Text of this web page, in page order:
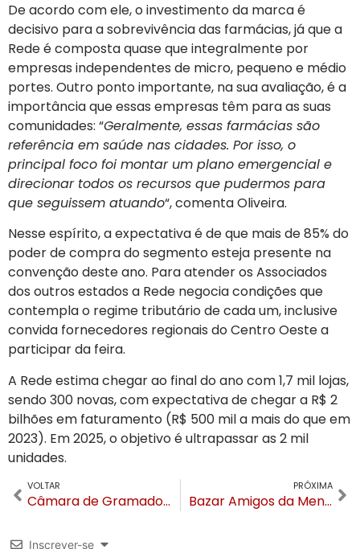
De acordo com ele, o investimento da marca é
decisivo para a sobrevivência das farmácias, já que a
Rede é composta quase que integralmente por
empresas independentes de micro, pequeno e médio
portes. Outro ponto importante, na sua avaliação, é a
importância que essas empresas têm para as suas
comunidades: “Geralmente, essas farmácias são
referência em saúde nas cidades. Por isso, o
principal foco foi montar um plano emergencial e
direcionar todos os recursos que pudermos para
que seguissem atuando“, comenta Oliveira.
Nesse espírito, a expectativa é de que mais de 85% do
poder de compra do segmento esteja presente na
convenção deste ano. Para atender os Associados
dos outros estados a Rede negocia condições que
contempla o regime tributário de cada um, inclusive
convida fornecedores regionais do Centro Oeste a
participar da feira.
A Rede estima chegar ao final do ano com 1,7 mil lojas,
sendo 300 novas, com expectativa de chegar a R$ 2
bilhões em faturamento (R$ 500 mil a mais do que em
2023). Em 2025, o objetivo é ultrapassar as 2 mil
unidades.
VOLTAR
Câmara de Gramado abre processo seletivo para Procurador com salário de R$ 8,6 mil
PRÓXIMA
Bazar Amigos da Mente Viva acontece no dia 1º de novembro em Gramado. Saiba como doar
Inscrever-se